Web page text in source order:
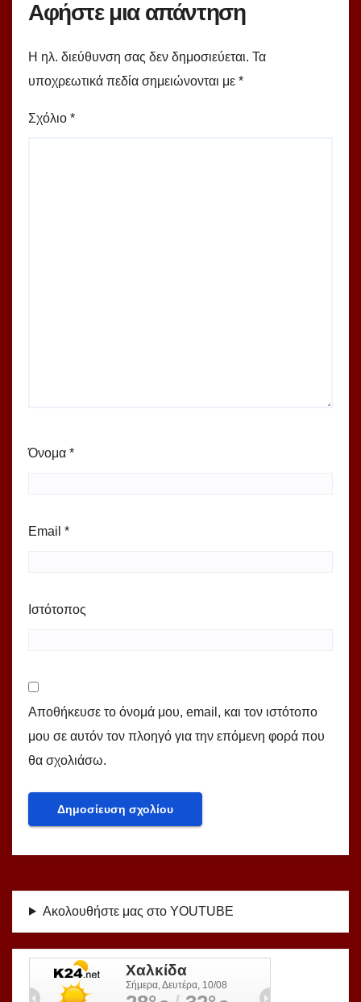
Αφήστε μια απάντηση
Η ηλ. διεύθυνση σας δεν δημοσιεύεται. Τα
υποχρεωτικά πεδία σημειώνονται με *
Σχόλιο *
Όνομα *
Email *
Ιστότοπος
Αποθήκευσε το όνομά μου, email, και τον ιστότοπο
μου σε αυτόν τον πλοηγό για την επόμενη φορά που
θα σχολιάσω.
Ακολουθήστε μας στο YOUTUBE